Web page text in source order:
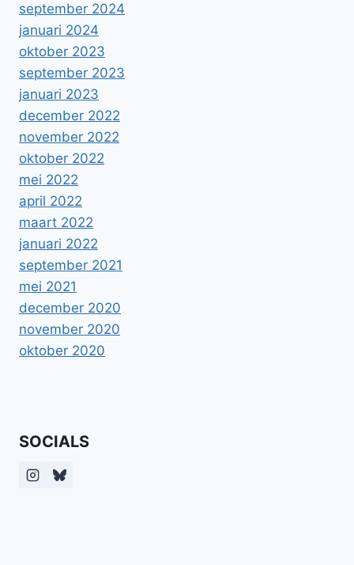
september 2024
januari 2024
oktober 2023
september 2023
januari 2023
december 2022
november 2022
oktober 2022
mei 2022
april 2022
maart 2022
januari 2022
september 2021
mei 2021
december 2020
november 2020
oktober 2020
SOCIALS